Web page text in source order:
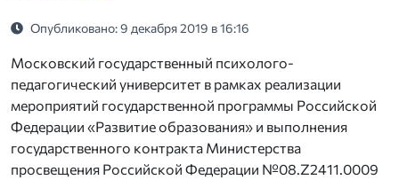
Опубликовано: 9 декабря 2019 в 16:16
Московский государственный психолого-
педагогический университет в рамках реализации
мероприятий государственной программы Российской
Федерации «Развитие образования» и выполнения
государственного контракта Министерства
просвещения Российской Федерации №08.Z2411.0009